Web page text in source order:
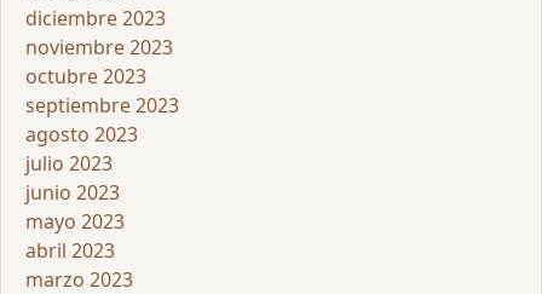
diciembre 2023
noviembre 2023
octubre 2023
septiembre 2023
agosto 2023
julio 2023
junio 2023
mayo 2023
abril 2023
marzo 2023